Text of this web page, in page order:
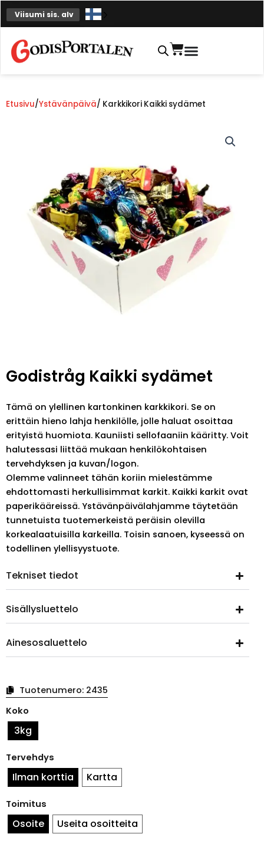
Siirry
sisältöön
Viisumi sis. alv
Ostoskori
Etusivu/Ystävänpäivä/ Karkkikori Kaikki sydämet
Godistråg Kaikki sydämet
Tämä on ylellinen kartonkinen karkkikori. Se on
erittäin hieno lahja henkilölle, jolle haluat osoittaa
erityistä huomiota. Kauniisti sellofaaniin kääritty. Voit
halutessasi liittää mukaan henkilökohtaisen
tervehdyksen ja kuvan/logon.
Olemme valinneet tähän koriin mielestämme
ehdottomasti herkullisimmat karkit. Kaikki karkit ovat
paperikääreissä. Ystävänpäivälahjamme täytetään
tunnetuista tuotemerkeistä peräisin olevilla
korkealaatuisilla karkeilla. Toisin sanoen, kyseessä on
todellinen ylellisyystuote.
Tekniset tiedot
Sisällysluettelo
Ainesosaluettelo
Tuotenumero: 2435
Koko
3kg
Tervehdys
Ilman korttia Kartta
Toimitus
Osoite Useita osoitteita
Alla
Hjärtan
määrä